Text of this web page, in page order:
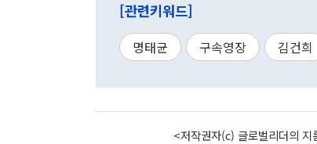
[관련키워드]
명태균 구속영장 김건희
<저작권자(c) 글로벌리더의